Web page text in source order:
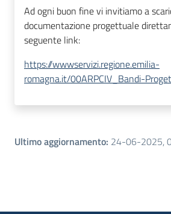
Ad ogni buon fine vi invitiamo a
documentazione progettuale
seguente link:
https://wwwservizi.regione.emilia-
romagna.it/00ARPCIV_Bandi-
Ultimo aggiornamento: 24-06-2025,